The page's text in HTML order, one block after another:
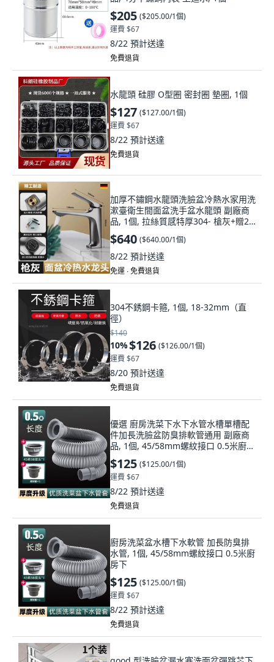
$205 ($205.00/1個)
運費 $67
8/22 預計送達
免費退貨
水龍頭 硅膠 O型圈 密封圈 墊圈, 1個
$127 ($127.00/1個)
運費 $67
8/22 預計送達
免費退貨
加厚不鏽鋼水龍頭洗臉盆冷熱水家用洗
漱臺衛生間面盆洗手盆水龍頭 副廠商
品, 1個, 拉絲質感特厚304- 槍灰+贈2
條管
$640 ($640.00/1個)
8/22 預計送達
免運 ∙ 免費退貨
304不銹鋼卡箍, 1個, 18-32mm（直
徑）
$140
10%$126 ($126.00/1個)
運費 $67
8/20 預計送達
免費退貨
優選 廚房洗菜下水下水管水槽單槽配
件加長洗臉盆防臭排軟管通用 副廠商
品, 1個, 45/58mm螺紋接口 0.5米廚房
下
$125 ($125.00/1個)
運費 $67
8/22 預計送達
免費退貨
廚房洗菜盆水槽下水軟管 加長防臭排
水管, 1個, 45/58mm螺紋接口 0.5米廚
房下
$125 ($125.00/1個)
運費 $67
8/22 預計送達
免費退貨